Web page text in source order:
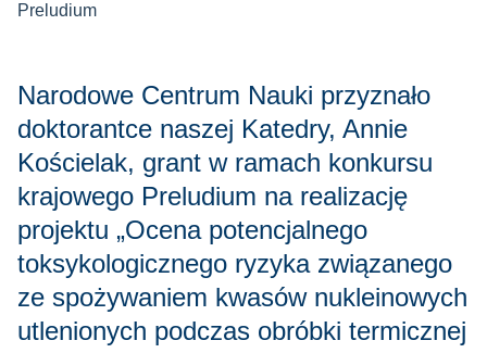
Preludium
Narodowe Centrum Nauki przyznało
doktorantce naszej Katedry, Annie
Kościelak, grant w ramach konkursu
krajowego Preludium na realizację
projektu „Ocena potencjalnego
toksykologicznego ryzyka związanego
ze spożywaniem kwasów nukleinowych
utlenionych podczas obróbki termicznej